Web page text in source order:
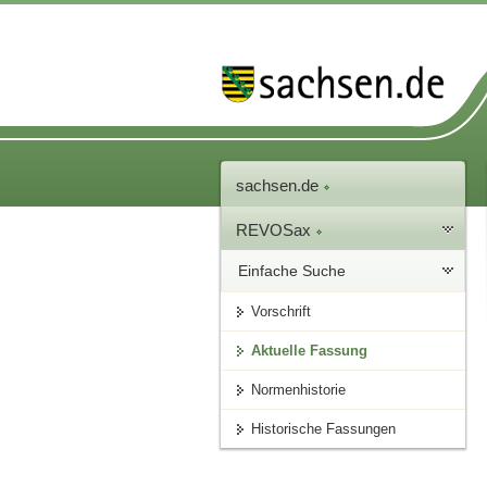
sachsen.de
REVOSax
Einfache Suche
Vorschrift
Aktuelle Fassung
Normenhistorie
Historische Fassungen